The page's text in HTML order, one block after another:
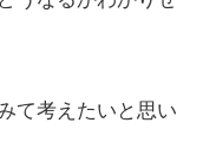
て考えたいと思い